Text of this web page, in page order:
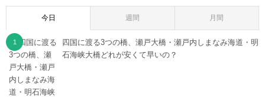
今日 週間 月間
四国に渡る3つの橋、瀬戸大橋・瀬戸内しまなみ海道・明
石海峡大橋どれが安くて早いの？